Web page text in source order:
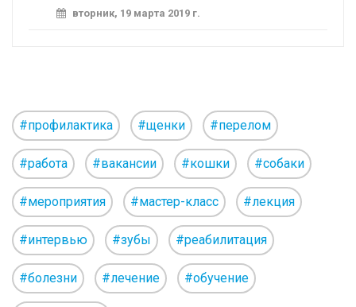
вторник, 19 марта 2019 г.
#профилактика #щенки #перелом
#работа #вакансии #кошки #собаки
#мероприятия #мастер-класс #лекция
#интервью #зубы #реабилитация
#болезни #лечение #обучение